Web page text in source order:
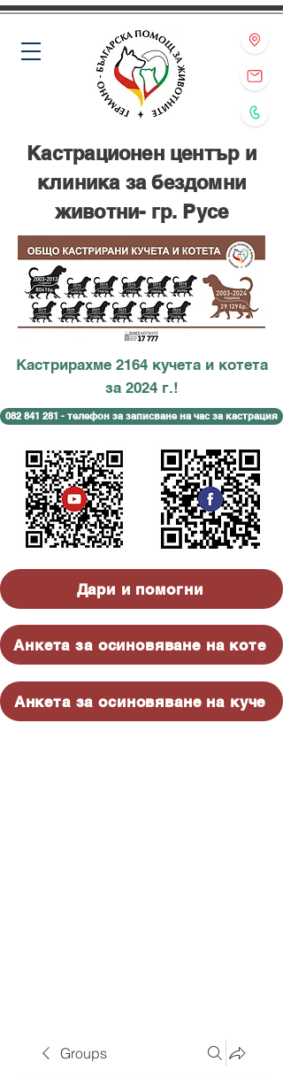
Кастрирахме 2164 кучета и котета
за 2024 г.!
082 841 281 - телефон за записване на час за кастрация
Кастрационен център и
клиника за бездомни
животни- гр. Русе
Дари и помогни
Анкета за осиновяване на коте
Анкета за осиновяване на куче
Groups